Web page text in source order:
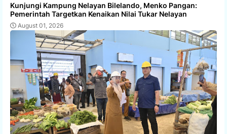
Kunjungi Kampung Nelayan Bilelando, Menko Pangan:
Pemerintah Targetkan Kenaikan Nilai Tukar Nelayan
August 01, 2026